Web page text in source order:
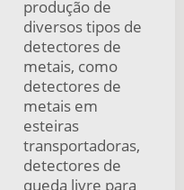
produção de
diversos tipos de
detectores de
metais, como
detectores de
metais em
esteiras
transportadoras,
detectores de
queda livre para